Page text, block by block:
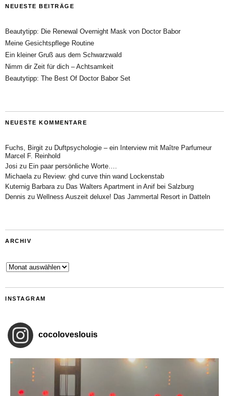
NEUESTE BEITRÄGE
Beautytipp: Die Renewal Overnight Mask von Doctor Babor
Meine Gesichtspflege Routine
Ein kleiner Gruß aus dem Schwarzwald
Nimm dir Zeit für dich – Achtsamkeit
Beautytipp: The Best Of Doctor Babor Set
NEUESTE KOMMENTARE
Fuchs, Birgit zu Duftpsychologie – ein Interview mit Maître Parfumeur
Marcel F. Reinhold
Josi zu Ein paar persönliche Worte….
Michaela zu Review: ghd curve thin wand Lockenstab
Kuternig Barbara zu Das Walters Apartment in Anif bei Salzburg
Dennis zu Wellness Auszeit deluxe! Das Jammertal Resort in Datteln
ARCHIV
Archiv
INSTAGRAM
cocoloveslouis